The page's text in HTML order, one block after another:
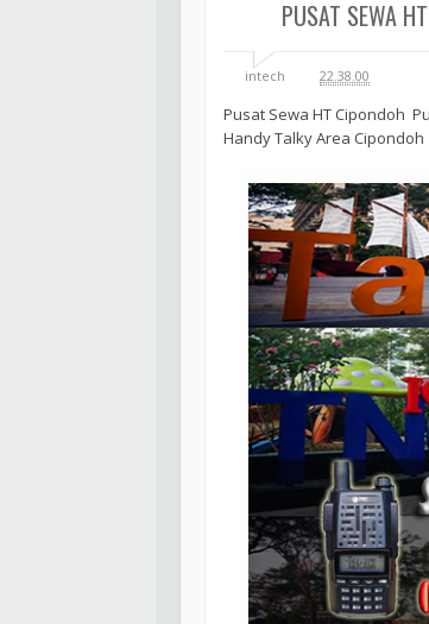
PUSAT SEWA
intech 22.38.00
Pusat Sewa HT Cipondoh
Handy Talky Area Cipondoh